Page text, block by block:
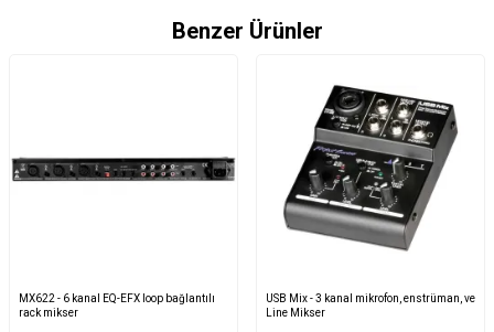
Benzer Ürünler
MX622 - 6 kanal EQ-EFX loop bağlantılı
rack mikser
USB Mix - 3 kanal mikrofon, enstrüman, ve
Line Mikser